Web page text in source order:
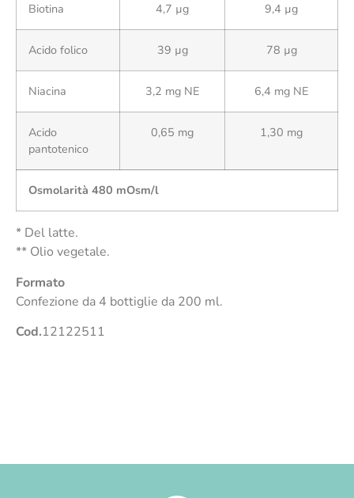
Biotina 4,7 µg 9,4 µg
Acido folico 39 µg 78 µg
Niacina 3,2 mg NE 6,4 mg NE
Acido
pantotenico
0,65 mg 1,30 mg
Osmolarità 480 mOsm/l
* Del latte.
** Olio vegetale.
Formato
Confezione da 4 bottiglie da 200 ml.
Cod.12122511